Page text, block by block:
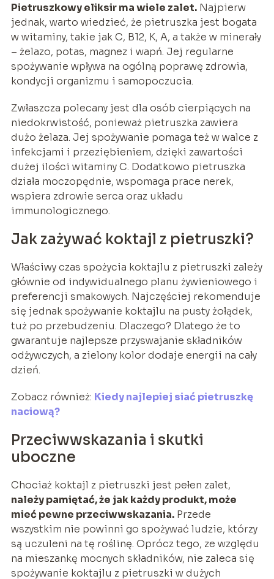
Pietruszkowy eliksir ma wiele zalet.Najpierw
jednak, warto wiedzieć, że pietruszka jest bogata
w witaminy, takie jak C, B12, K, A, a także w minerały
– żelazo, potas, magnez i wapń. Jej regularne
spożywanie wpływa na ogólną poprawę zdrowia,
kondycji organizmu i samopoczucia.
Zwłaszcza polecany jest dla osób cierpiących na
niedokrwistość, ponieważ pietruszka zawiera
dużo żelaza. Jej spożywanie pomaga też w walce z
infekcjami i przeziębieniem, dzięki zawartości
dużej ilości witaminy C. Dodatkowo pietruszka
działa moczopędnie, wspomaga prace nerek,
wspiera zdrowie serca oraz układu
immunologicznego.
Jak zażywać koktajl z pietruszki?
Właściwy czas spożycia koktajlu z pietruszki zależy
głównie od indywidualnego planu żywieniowego i
preferencji smakowych. Najczęściej rekomenduje
się jednak spożywanie koktajlu na pusty żołądek,
tuż po przebudzeniu. Dlaczego? Dlatego że to
gwarantuje najlepsze przyswajanie składników
odżywczych, a zielony kolor dodaje energii na cały
dzień.
Zobacz również: Kiedy najlepiej siać pietruszkę
naciową?
Przeciwwskazania i skutki
uboczne
Chociaż koktajl z pietruszki jest pełen zalet,
należy pamiętać, że jak każdy produkt, może
mieć pewne przeciwwskazania.Przede
wszystkim nie powinni go spożywać ludzie, którzy
są uczuleni na tę roślinę. Oprócz tego, ze względu
na mieszankę mocnych składników, nie zaleca się
spożywanie koktajlu z pietruszki w dużych